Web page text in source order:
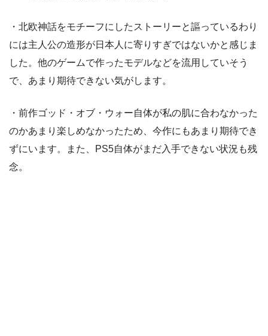
・北欧神話をモチーフにしたストーリーと謳っているわり
には主人公の造形が日本人に寄りすぎではないかと感じま
した。他のゲームで作ったモデルなどを流用していそう
で、あまり期待できない気がします。
・前作ゴッド・オブ・ウォー自体が私の肌に合わなかった
のかあまり楽しめなかったため、今作にもあまり期待でき
ずにいます。また、PS5自体がまだ入手できない状況も残
念。